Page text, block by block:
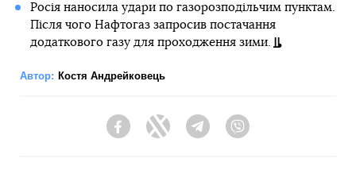
Росія наносила удари по газорозподільчим пунктам.
Після чого Нафтогаз запросив постачання
додаткового газу для проходження зими.
Автор: Костя Андрейковець
FacebookTwitter Telegram